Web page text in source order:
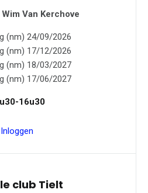
Wim Van Kerchove
(nm) 24/09/2026
(nm) 17/12/2026
(nm) 18/03/2027
(nm) 17/06/2027
16u30
Inloggen
club Tielt